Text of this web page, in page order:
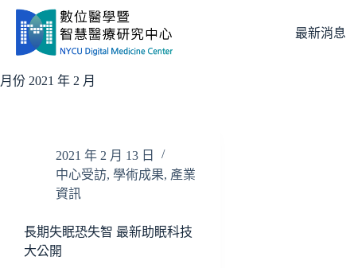
內
最新消息
月份 2021 年 2 月
2021 年 2 月 13 日
中心受訪, 學術成果, 產業
資訊
長期失眠恐失智 最新助眠科技
大公開